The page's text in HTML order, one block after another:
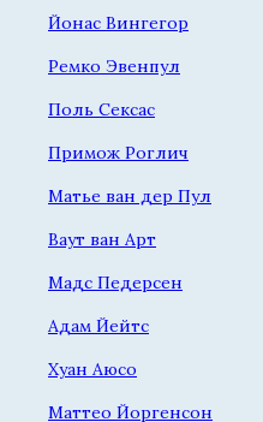
Йонас Вингегор
Ремко Эвенпул
Поль Сексас
Примож Роглич
Матье ван дер Пул
Ваут ван Арт
Мадс Педерсен
Адам Йейтс
Хуан Аюсо
Маттео Йоргенсон